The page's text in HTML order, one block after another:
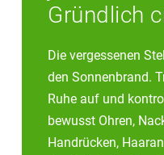
Gründlich
Die vergessenen
den Sonnenbrand.
Ruhe auf und
bewusst Ohren,
Handrücken,